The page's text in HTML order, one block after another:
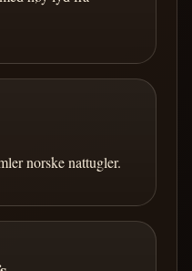
norske nattugler.